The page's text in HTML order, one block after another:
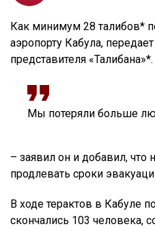
Как минимум 28 талибов*
аэропорту Кабула,
представителя «Талибана»*.
Мы потеряли больше
– заявил он и добавил, что
продлевать сроки
В ходе терактов в Кабуле
скончались 103 человека,